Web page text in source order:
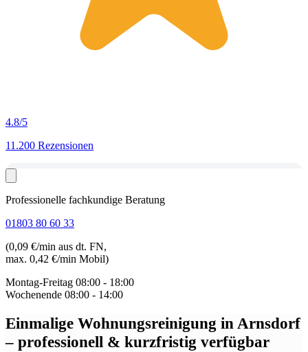
4.8/5
11.200 Rezensionen
Professionelle fachkundige Beratung
01803 80 60 33
(0,09 €/min aus dt. FN,
max. 0,42 €/min Mobil)
Montag-Freitag 08:00 - 18:00
Wochenende 08:00 - 14:00
Einmalige Wohnungsreinigung in Arnsdorf
– professionell & kurzfristig verfügbar